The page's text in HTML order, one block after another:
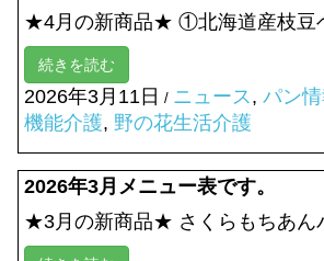
★4月の新商品★ ①北海道産枝豆
続きを読む
2026年3月11日 / ニュース, パン情
機能介護, 野の花生活介護
2026年3月メニュー表です。
★3月の新商品★ さくらもちあん